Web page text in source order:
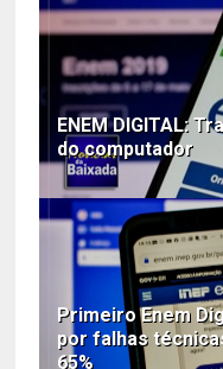
ENEM DIGITAL:
do computador
Primeiro Enem
por falhas
65%